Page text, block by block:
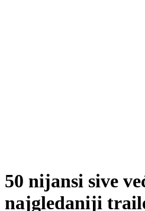
50 nijansi sive
najgledaniji